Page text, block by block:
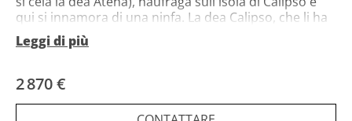
qui si innamora di una ninfa. La dea Calipso, che li ha
accolti, per impedire a Telemaco di lasciare l'isola
abbandonando la fanciulla, ordina alle sue ninfe di
arrivati. Nel dipinto presentato, sulla sinistra in primo
giovane Telemaco, che sta invece ancora guardando
Leggi di più
2 870 €